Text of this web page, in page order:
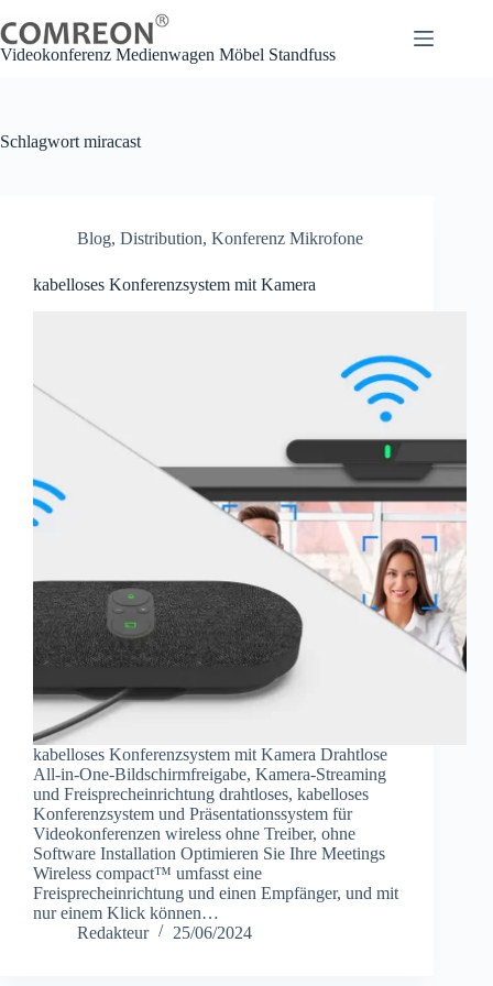
Inhalt
springen
Videokonferenz Medienwagen Möbel Standfuss
Schlagwort miracast
Blog, Distribution, Konferenz Mikrofone
kabelloses Konferenzsystem mit Kamera
kabelloses Konferenzsystem mit Kamera Drahtlose
All-in-One-Bildschirmfreigabe, Kamera-Streaming
und Freisprecheinrichtung drahtloses, kabelloses
Konferenzsystem und Präsentationssystem für
Videokonferenzen wireless ohne Treiber, ohne
Software Installation Optimieren Sie Ihre Meetings
Wireless compact™ umfasst eine
Freisprecheinrichtung und einen Empfänger, und mit
nur einem Klick können…
Redakteur
25/06/2024